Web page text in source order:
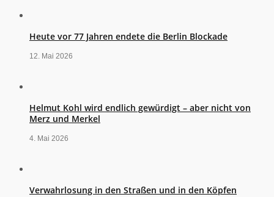
Heute vor 77 Jahren endete die Berlin Blockade
12. Mai 2026
Helmut Kohl wird endlich gewürdigt – aber nicht von
Merz und Merkel
4. Mai 2026
Verwahrlosung in den Straßen und in den Köpfen